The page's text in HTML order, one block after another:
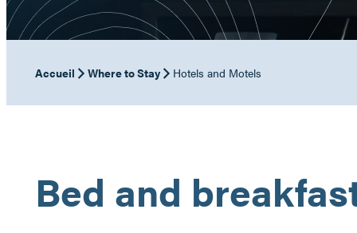
Accueil Where to Stay Hotels and Motels
Bed and